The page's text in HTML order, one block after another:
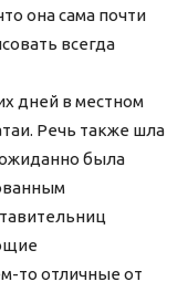
она сама почти
всегда
дней в местном
Речь также шла
была
то отличные от